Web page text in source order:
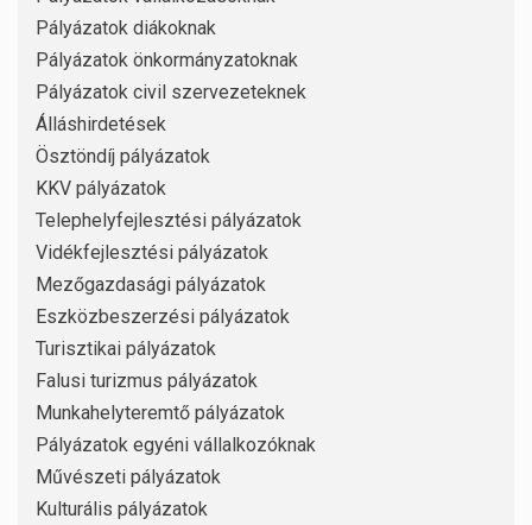
Pályázatok diákoknak
Pályázatok önkormányzatoknak
Pályázatok civil szervezeteknek
Álláshirdetések
Ösztöndíj pályázatok
KKV pályázatok
Telephelyfejlesztési pályázatok
Vidékfejlesztési pályázatok
Mezőgazdasági pályázatok
Eszközbeszerzési pályázatok
Turisztikai pályázatok
Falusi turizmus pályázatok
Munkahelyteremtő pályázatok
Pályázatok egyéni vállalkozóknak
Művészeti pályázatok
Kulturális pályázatok